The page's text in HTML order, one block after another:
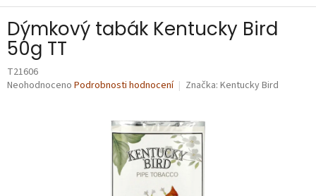
Dýmkový tabák Kentucky Bird
50g TT
T21606
Průměrné
Neohodnoceno Podrobnosti hodnocení Značka: Kentucky Bird